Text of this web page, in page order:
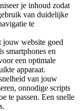
je inhoud zodat
van duidelijke
te
jouw website goed
smartphones en
een optimale
apparaat.
van jouw
onnodige scripts
te passen. Een snelle